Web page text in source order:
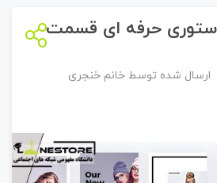
حرفه ای قسمت
ارسال شده توسط خانم خنجری